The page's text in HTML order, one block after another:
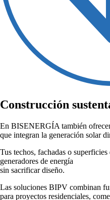
Construcción
En BISENERGÍA también
que integran la generación solar
Tus techos, fachadas o
generadores de energía
sin sacrificar diseño.
Las soluciones BIPV combinan
para proyectos residenciales,